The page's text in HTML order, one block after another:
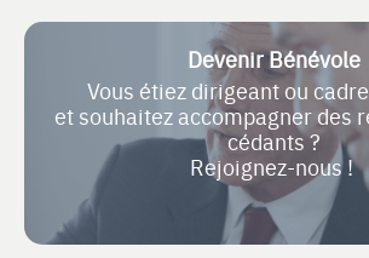
Devenir Bénévole
Vous étiez dirigeant ou
et souhaitez accompagner des
cédants ?
Rejoignez-nous !